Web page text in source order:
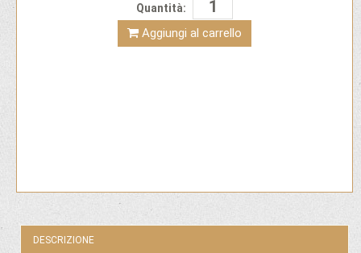
Quantità:
Aggiungi al carrello
DESCRIZIONE